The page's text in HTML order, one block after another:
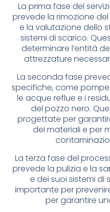
La prima fase del
prevede la rimozione
e la valutazione dello
sistemi di scarico.
determinare l’entità
attrezzature
La seconda fase
specifiche, come
le acque reflue e i
del pozzo nero.
progettate per
dei materiali e per
La terza fase del
prevede la pulizia e la
e dei suoi sistemi di
importante per
per garantire